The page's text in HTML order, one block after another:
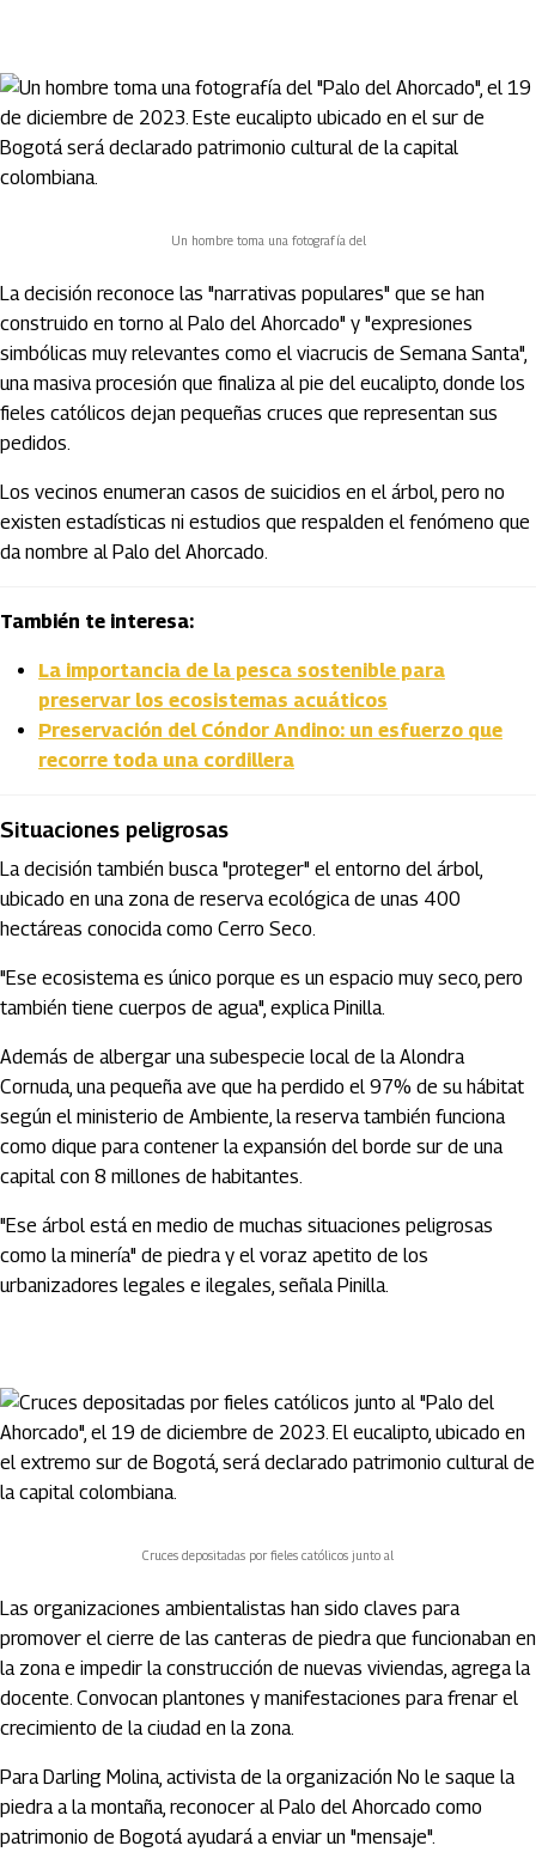
Un hombre toma una fotografía del
La decisión reconoce las "narrativas populares" que se han
construido en torno al Palo del Ahorcado" y "expresiones
simbólicas muy relevantes como el viacrucis de Semana Santa",
una masiva procesión que finaliza al pie del eucalipto, donde los
fieles católicos dejan pequeñas cruces que representan sus
pedidos.
Los vecinos enumeran casos de suicidios en el árbol, pero no
existen estadísticas ni estudios que respalden el fenómeno que
da nombre al Palo del Ahorcado.
También te interesa:
La importancia de la pesca sostenible para
preservar los ecosistemas acuáticos
Preservación del Cóndor Andino: un esfuerzo que
recorre toda una cordillera
Situaciones peligrosas
La decisión también busca "proteger" el entorno del árbol,
ubicado en una zona de reserva ecológica de unas 400
hectáreas conocida como Cerro Seco.
"Ese ecosistema es único porque es un espacio muy seco, pero
también tiene cuerpos de agua", explica Pinilla.
Además de albergar una subespecie local de la Alondra
Cornuda, una pequeña ave que ha perdido el 97% de su hábitat
según el ministerio de Ambiente, la reserva también funciona
como dique para contener la expansión del borde sur de una
capital con 8 millones de habitantes.
"Ese árbol está en medio de muchas situaciones peligrosas
como la minería" de piedra y el voraz apetito de los
urbanizadores legales e ilegales, señala Pinilla.
Cruces depositadas por fieles católicos junto al
Las organizaciones ambientalistas han sido claves para
promover el cierre de las canteras de piedra que funcionaban en
la zona e impedir la construcción de nuevas viviendas, agrega la
docente. Convocan plantones y manifestaciones para frenar el
crecimiento de la ciudad en la zona.
Para Darling Molina, activista de la organización No le saque la
piedra a la montaña, reconocer al Palo del Ahorcado como
patrimonio de Bogotá ayudará a enviar un "mensaje".